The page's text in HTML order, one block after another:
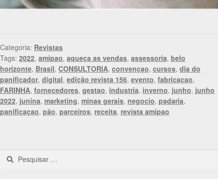
Categoria: Revistas
Tags: 2022, amipao, aqueça as vendas, assessoria, belo
horizonte, Brasil, CONSULTORIA, convençao, cursos, dia do
panificador, digital, edição revista 156, evento, fabricaçao,
FARINHA, fornecedores, gestao, industria, inverno, junho, junho
2022, junina, marketing, minas gerais, negocio, padaria,
panificaçao, pão, parceiros, receita, revista amipao